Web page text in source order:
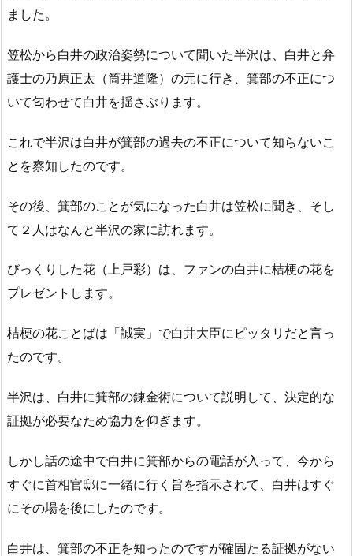
ました。
笠松から白井の政治姿勢について聞いた半沢は、白井と弁
護士の乃原正太（筒井道隆）の元に行き、箕部の不正につ
いて匂わせて白井を揺さぶります。
これで半沢は白井が箕部の過去の不正について知らないこ
とを察知したのです。
その後、箕部のことが気になった白井は笠松に聞き、そし
て２人はなんと半沢の家に訪れます。
びっくりした花（上戸彩）は、ファンの白井に桔梗の花を
プレゼントします。
桔梗の花ことばは「誠実」で白井大臣にピッタリだと言っ
たのです。
半沢は、白井に箕部の錬金術について説明して、決定的な
証拠が必要なため協力を仰ぎます。
しかし話の途中で白井に箕部からの電話が入って、今から
すぐに首相官邸に一緒に行く旨を指示されて、白井はすぐ
にその場を後にしたのです。
白井は、箕部の不正を知ったのですが確固たる証拠がない